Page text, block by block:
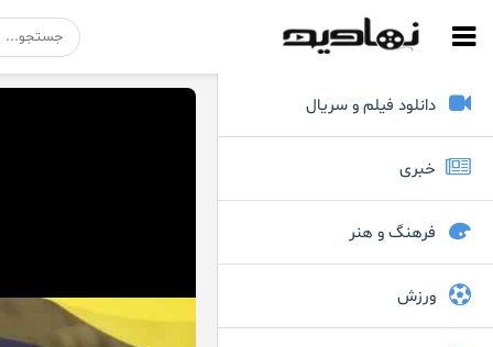
دانلود فیلم و سریال
خبری
فرهنگ و هنر
ورزش